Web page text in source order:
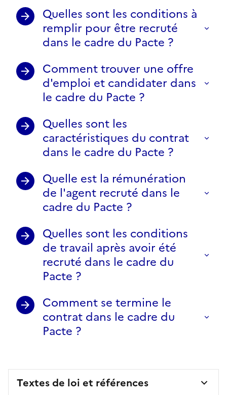
Quelles sont les conditions à
remplir pour être recruté
dans le cadre du Pacte ?
Comment trouver une offre
d'emploi et candidater dans
le cadre du Pacte ?
Quelles sont les
caractéristiques du contrat
dans le cadre du Pacte ?
Quelle est la rémunération
de l'agent recruté dans le
cadre du Pacte ?
Quelles sont les conditions
de travail après avoir été
recruté dans le cadre du
Pacte ?
Comment se termine le
contrat dans le cadre du
Pacte ?
Textes de loi et références